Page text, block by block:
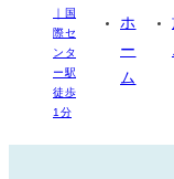
ホ
ー
ム